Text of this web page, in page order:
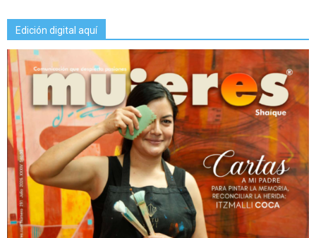
Edición digital aquí